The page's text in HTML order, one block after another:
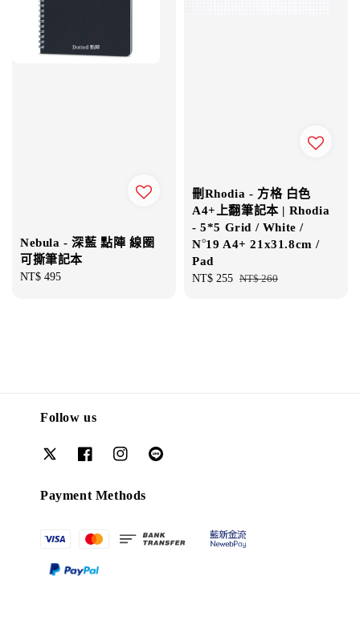
Nebula - 深藍 點陣 線圈
可撕筆記本
Regular
NT$ 495
刪Rhodia - 方格 白色
A4+上翻筆記本 | Rhodia
- 5*5 Grid / White /
N°19 A4+ 21x31.8cm /
Pad
Sale
NT$ 255 Regular
NT$ 260
Follow us
Payment Methods